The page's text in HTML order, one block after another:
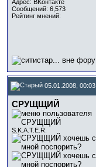
Адрес: BKонтактe
Сообщений: 6,573
Рейтинг мнений:
05.01.2008, 00:03
СРУЩЩИЙ
S.K.A.T.E.R.